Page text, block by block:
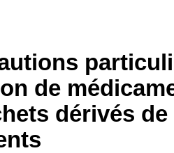
de
dérivés